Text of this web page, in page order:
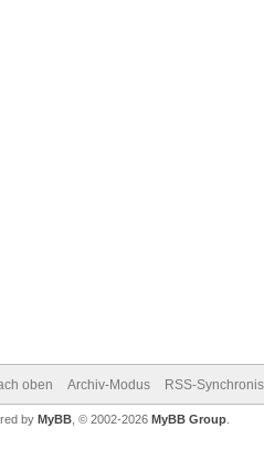
oben Archiv-Modus RSS-
by MyBB , © 2002-2026 MyBB Group